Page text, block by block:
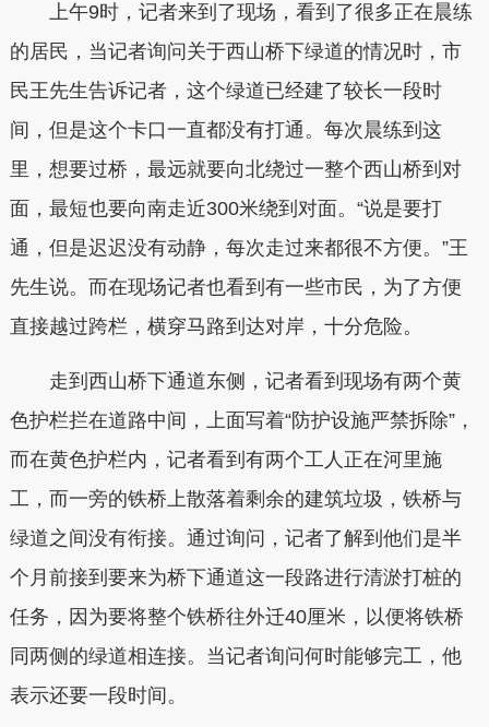
上午9时，记者来到了现场，看到了很多正在晨练
的居民，当记者询问关于西山桥下绿道的情况时，市
民王先生告诉记者，这个绿道已经建了较长一段时
间，但是这个卡口一直都没有打通。每次晨练到这
里，想要过桥，最远就要向北绕过一整个西山桥到对
面，最短也要向南走近300米绕到对面。“说是要打
通，但是迟迟没有动静，每次走过来都很不方便。”王
先生说。而在现场记者也看到有一些市民，为了方便
直接越过跨栏，横穿马路到达对岸，十分危险。
走到西山桥下通道东侧，记者看到现场有两个黄
色护栏拦在道路中间，上面写着“防护设施严禁拆除”，
而在黄色护栏内，记者看到有两个工人正在河里施
工，而一旁的铁桥上散落着剩余的建筑垃圾，铁桥与
绿道之间没有衔接。通过询问，记者了解到他们是半
个月前接到要来为桥下通道这一段路进行清淤打桩的
任务，因为要将整个铁桥往外迁40厘米，以便将铁桥
同两侧的绿道相连接。当记者询问何时能够完工，他
表示还要一段时间。